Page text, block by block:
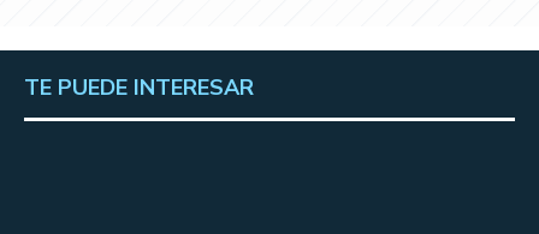
TE PUEDE INTERESAR